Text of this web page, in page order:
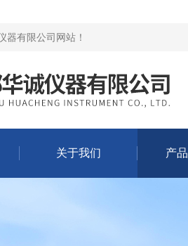
器有限公司网站 ！
关于我们 产